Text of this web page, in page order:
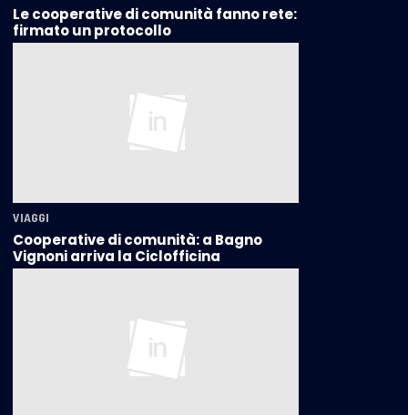
Le cooperative di comunità fanno rete:
firmato un protocollo
VIAGGI
Cooperative di comunità: a Bagno
Vignoni arriva la Ciclofficina